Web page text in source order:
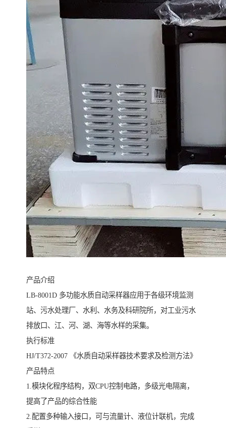
产品介绍
LB-8001D 多功能水质自动采样器应用于各级环境监测
站、污水处理厂、水利、水务及科研院所，对工业污水
排放口、江、河、湖、海等水样的采集。
执行标准
HJ/T372-2007 《水质自动采样器技术要求及检测方法》
产品特点
1.模块化程序结构，双CPU控制电路，多级光电隔离，
提高了产品的综合性能
2.配置多种输入接口，可与流量计、液位计联机，完成